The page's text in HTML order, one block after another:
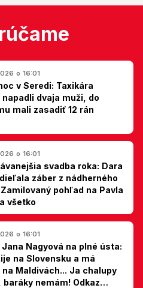
o 16:01
v Seredi: Taxikára
napadli dvaja muži, do
mali zasadiť 12 rán
o 16:01
svadba roka: Dara
záber z nádherného
pohľad na Pavla
všetko
o 16:01
Nagyová na plné ústa:
na Slovensku a má
na Maldivách... Ja chalupy
baráky nemám! Odkaz